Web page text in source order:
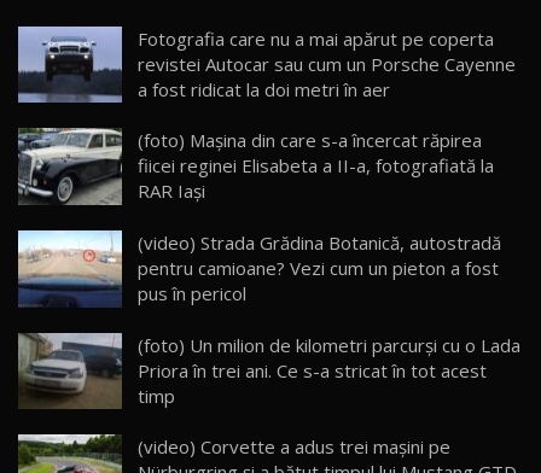
22
Noua Mazda 6e / Test Drive AutoBlog.MD
26:59
23
Lynk & Co 01 / Test Drive AutoBlog.MD
25:19
24
ZEEKR 009: Cel mai Performant și Confortabil
Van Electric Testat în Moldova / AutoBlog.MD
26:38
25
mai Exclusiv și Puternic Defender Testat în
Moldova
32:21
26
AutoBlog.MD
10:57
Fotografia care nu a mai apărut pe coperta
revistei Autocar sau cum un Porsche Cayenne
a fost ridicat la doi metri în aer
(foto) Mașina din care s-a încercat răpirea
fiicei reginei Elisabeta a II-a, fotografiată la
RAR Iași
(video) Strada Grădina Botanică, autostradă
pentru camioane? Vezi cum un pieton a fost
pus în pericol
(foto) Un milion de kilometri parcurşi cu o Lada
Priora în trei ani. Ce s-a stricat în tot acest
timp
(video) Corvette a adus trei mașini pe